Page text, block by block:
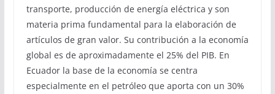
transporte, producción de energía eléctrica y son
materia prima fundamental para la elaboración de
artículos de gran valor. Su contribución a la economía
global es de aproximadamente el 25% del PIB. En
Ecuador la base de la economía se centra
especialmente en el petróleo que aporta con un 30%